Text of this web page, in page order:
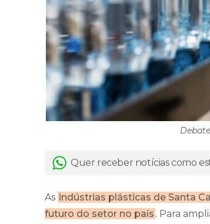
Quer receber notícias como
As indústrias plásticas de Santa
futuro do setor no país . Para